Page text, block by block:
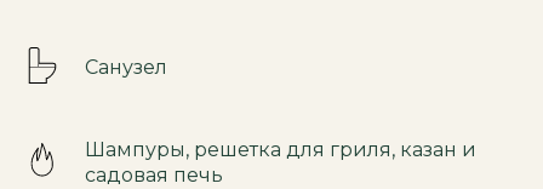
Санузел
Шампуры, решетка для гриля, казан и
садовая печь